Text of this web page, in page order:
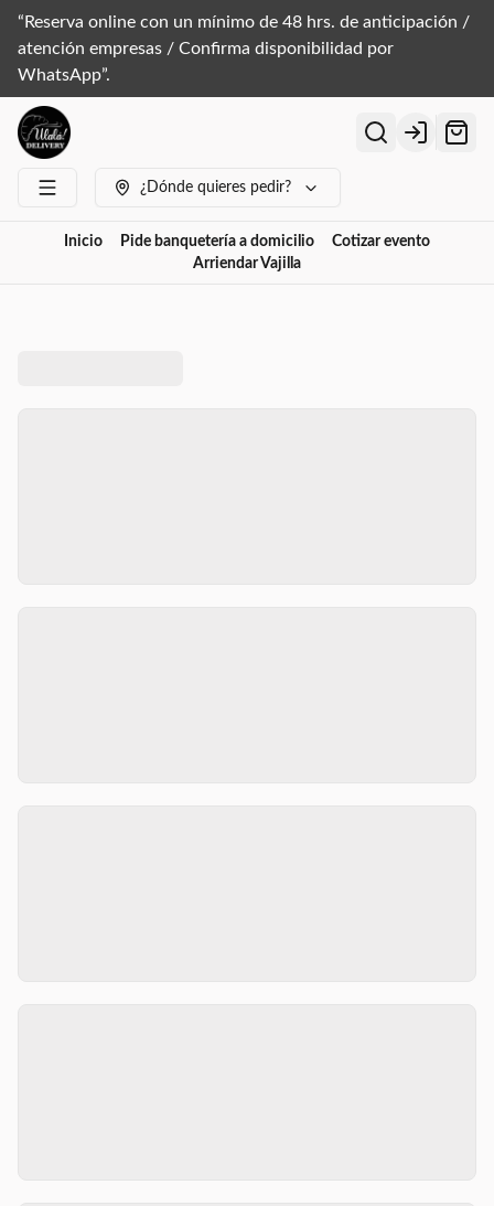
“Reserva online con un mínimo de 48 hrs. de anticipación /
atención empresas / Confirma disponibilidad por
WhatsApp”.
Login
¿Dónde quieres pedir?
Inicio Pide banquetería a domicilio
Cotizar evento
Arriendar Vajilla